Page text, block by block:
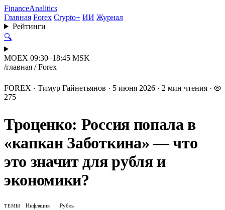
FinanceAnalitics
Главная Forex Crypto+ ИИ Журнал
Рейтинги
🔍
MOEX 09:30–18:45 MSK
/главная / Forex
FOREX · Тимур Гайнетьянов · 5 июня 2026 · 2 мин чтения ·
275
Троценко: Россия попала в
«капкан Заботкина» — что
это значит для рубля и
экономики?
ТЕМЫ Инфляция Рубль